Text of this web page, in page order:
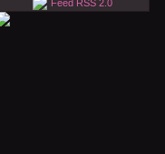
Feed RSS 2.0